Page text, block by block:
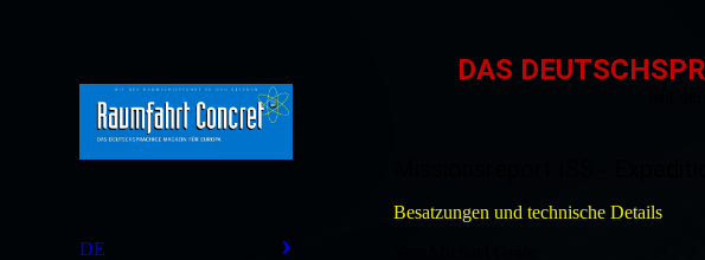
DE
DAS
Besatzungen und technische Details